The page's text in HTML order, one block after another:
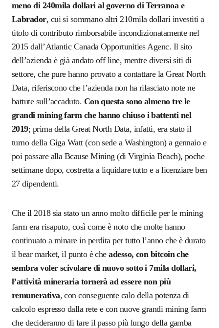
meno di 240mila dollari al governo di Terranoa e
Labrador, cui si sommano altri 210mila dollari investiti a
titolo di contributo rimborsabile incondizionatamente nel
2015 dall’Atlantic Canada Opportunities Agenc. Il sito
dell’azienda è già andato off line, mentre diversi siti di
settore, che pure hanno provato a contattare la Great North
Data, riferiscono che l’azienda non ha rilasciato note ne
battute sull’accaduto. Con questa sono almeno tre le
grandi mining farm che hanno chiuso i battenti nel
2019; prima della Great North Data, infatti, era stato il
turno della Giga Watt (con sede a Washington) a gennaio e
poi passare alla Bcause Mining (di Virginia Beach), poche
settimane dopo, costretta a liquidare tutto e a licenziare ben
27 dipendenti.
Che il 2018 sia stato un anno molto difficile per le mining
farm era risaputo, così come è noto che molte hanno
continuato a minare in perdita per tutto l’anno che è durato
il bear market, il punto è cheadesso, con bitcoin che
sembra voler scivolare di nuovo sotto i 7mila dollari,
l’attività mineraria tornerà ad essere non più
remunerativa, con conseguente calo della potenza di
calcolo espresso dalla rete e con nuove grandi mining farm
che decideranno di fare il passo più lungo della gamba